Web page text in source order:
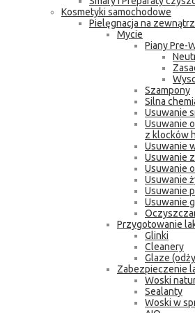
Kosmetyki samochodowe
Pielęgnacja na zewnątrz
Mycie
Piany Pre-
Szampony
Silna
Usuwanie
Usuwanie
z klocków
Usuwanie
Usuwanie
Usuwanie
Usuwanie
Usuwanie
Usuwanie
Przygotowanie
Glinki
Cleanery
Glaze
Zabezpieczenie
Woski
Sealanty
Woski w